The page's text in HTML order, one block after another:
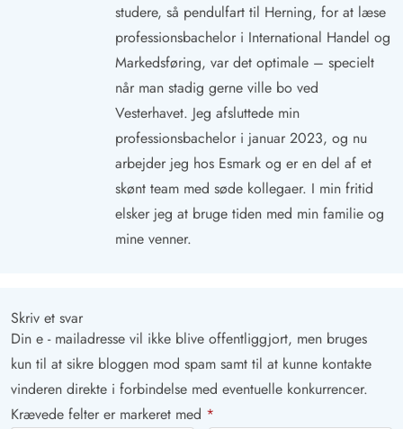
studere, så pendulfart til Herning, for at læse
professionsbachelor i International Handel og
Markedsføring, var det optimale – specielt
når man stadig gerne ville bo ved
Vesterhavet. Jeg afsluttede min
professionsbachelor i januar 2023, og nu
arbejder jeg hos Esmark og er en del af et
skønt team med søde kollegaer. I min fritid
elsker jeg at bruge tiden med min familie og
mine venner.
Skriv et svar
Din e - mailadresse vil ikke blive offentliggjort, men bruges
kun til at sikre bloggen mod spam samt til at kunne kontakte
vinderen direkte i forbindelse med eventuelle konkurrencer.
Krævede felter er markeret med *